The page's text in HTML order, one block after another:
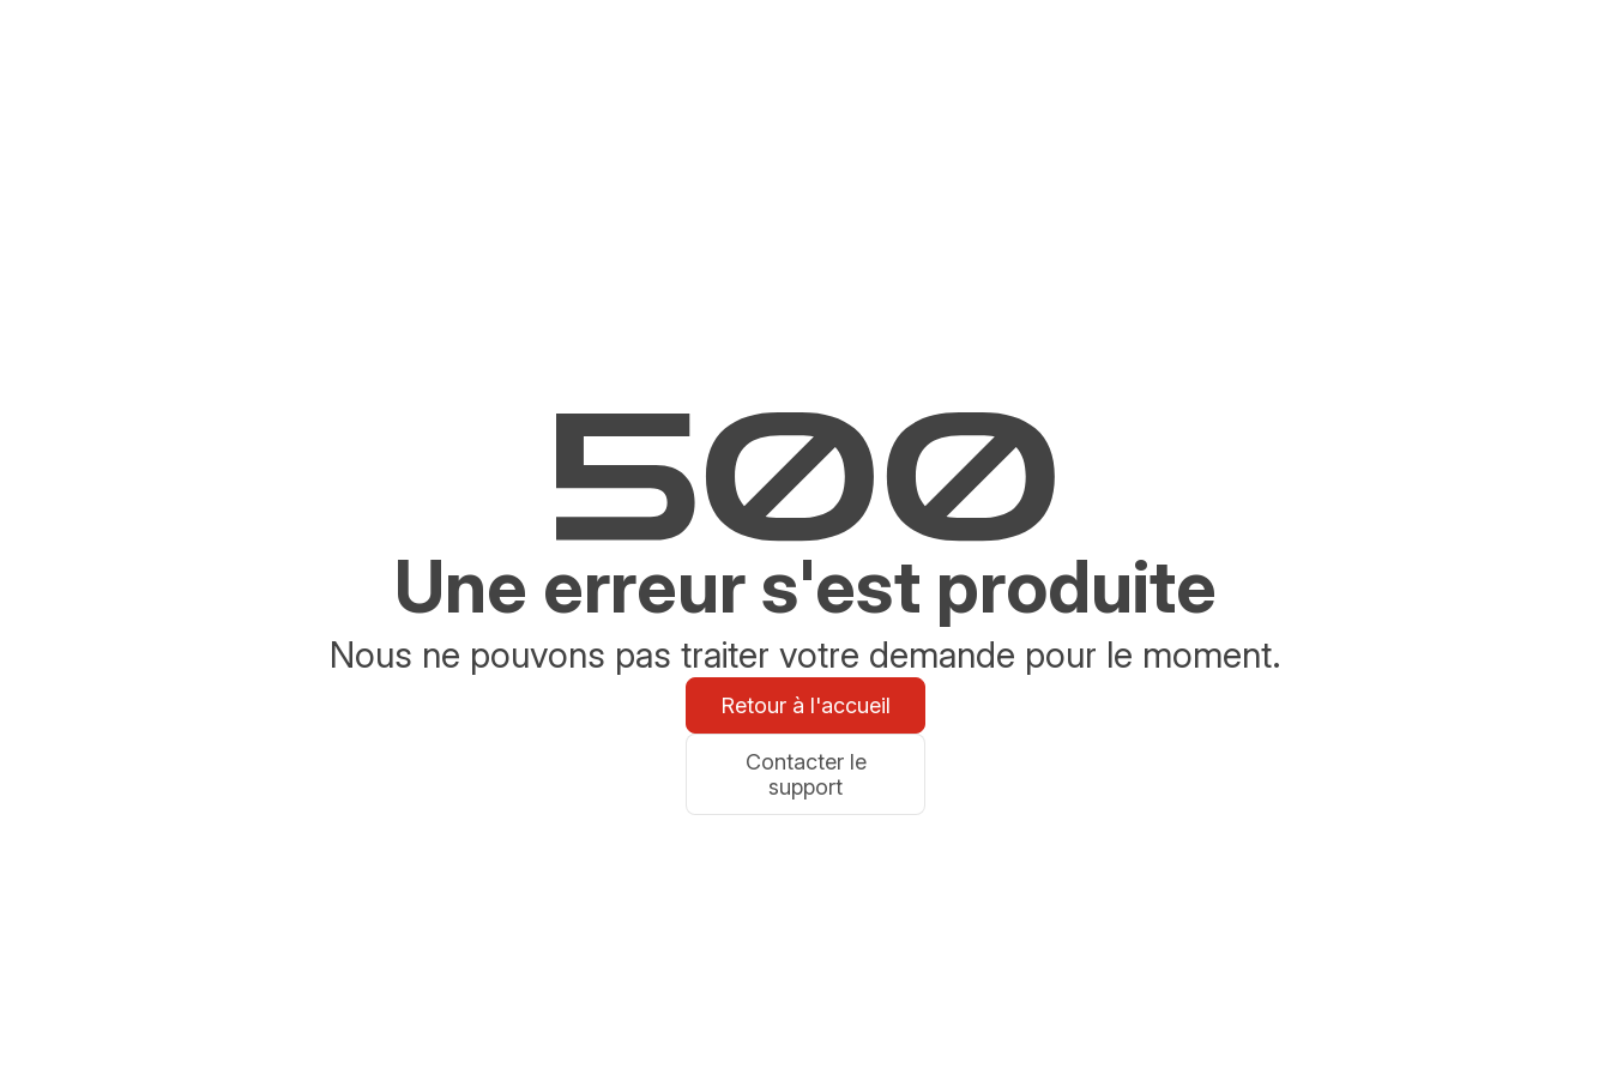
Une erreur s'est produite
Nous ne pouvons pas traiter votre demande pour le moment.
Retour à l'accueil
Contacter le
support